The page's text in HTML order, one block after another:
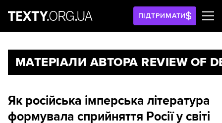
ПІДТРИМАТИ
МАТЕРІАЛИ АВТОРА REVIEW OF
Як російська імперська література
формувала сприйняття Росії у світі